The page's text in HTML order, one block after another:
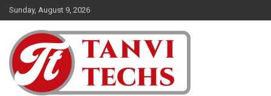
Skip
to
content
Sunday, August 9, 2026